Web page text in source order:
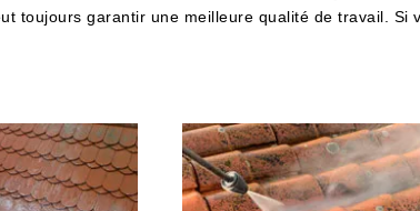
toujours garantir une meilleure qualité de travail. Si